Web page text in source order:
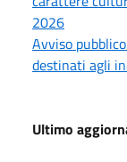
2026
Avviso
destinati agli
Ultimo